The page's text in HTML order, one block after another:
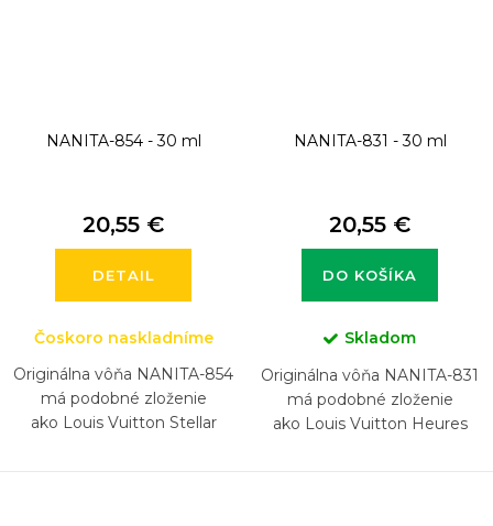
NANITA-854 - 30 ml
20,55 €
DETAIL
Čoskoro naskladníme
Originálna vôňa NANITA-854
má podobné zloženie
ako Louis Vuitton Stellar
NANITA-831 - 30 ml
20,55 €
DO KOŠÍKA
Skladom
Originálna vôňa NANITA-831
má podobné zloženie
ako Louis Vuitton Heures